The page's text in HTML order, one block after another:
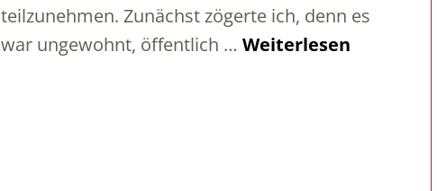
teilzunehmen. Zunächst zögerte ich, denn es
war ungewohnt, öffentlich … Weiterlesen